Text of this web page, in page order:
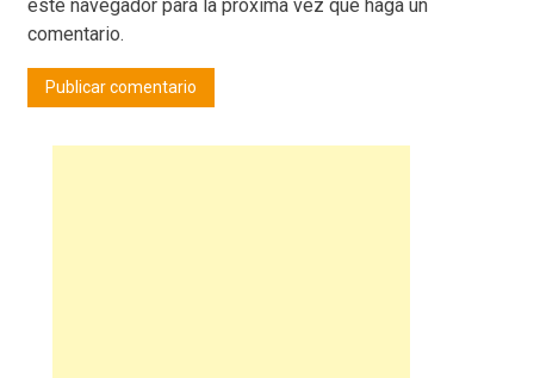
este navegador para la próxima vez que haga un
comentario.